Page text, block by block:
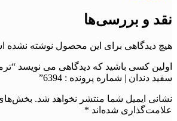
نقد و بررسی‌ها
هیچ دیدگاهی برای این محصول نوشته نشده
اولین کسی باشید که دیدگاهی می نویسد
سفید دندان | شماره پرونده : 6394”
نشانی ایمیل شما منتشر نخواهد شد. بخش‌های
علامت‌گذاری شده‌اند *